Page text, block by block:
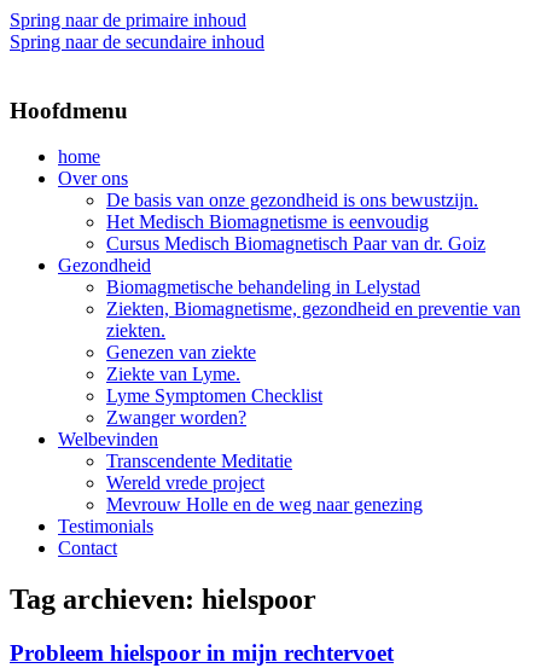
Spring naar de primaire inhoud
Spring naar de secundaire inhoud
Hoofdmenu
home
Over ons
De basis van onze gezondheid is ons bewustzijn.
Het Medisch Biomagnetisme is eenvoudig
Cursus Medisch Biomagnetisch Paar van dr. Goiz
Gezondheid
Biomagmetische behandeling in Lelystad
Ziekten, Biomagnetisme, gezondheid en preventie van
ziekten.
Genezen van ziekte
Ziekte van Lyme.
Lyme Symptomen Checklist
Zwanger worden?
Welbevinden
Transcendente Meditatie
Wereld vrede project
Mevrouw Holle en de weg naar genezing
Testimonials
Contact
Tag archieven: hielspoor
Probleem hielspoor in mijn rechtervoet